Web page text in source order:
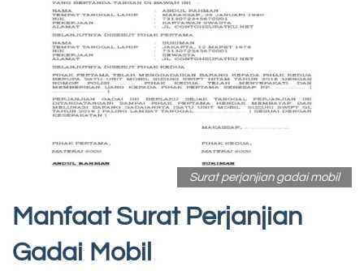
Surat perjanjian gadai mobil
Manfaat Surat Perjanjian
Gadai Mobil